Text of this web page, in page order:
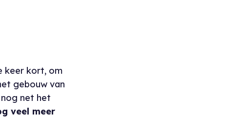
keer kort, om
gebouw van
net het
veel meer